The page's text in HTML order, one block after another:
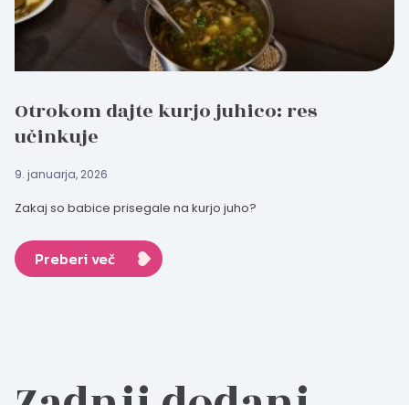
Otrokom dajte kurjo juhico: res
učinkuje
9. januarja, 2026
Zakaj so babice prisegale na kurjo juho?
Preberi več